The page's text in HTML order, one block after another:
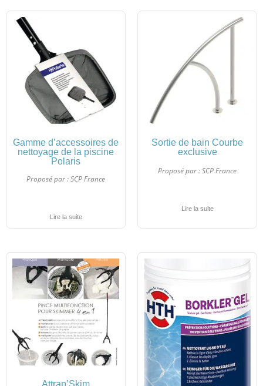
Gamme d’accessoires de
nettoyage de la piscine
Polaris
Proposé par :SCP France
Lire la suite
Sortie de bain Courbe
exclusive
Proposé par :SCP France
Lire la suite
Attrap’Skim